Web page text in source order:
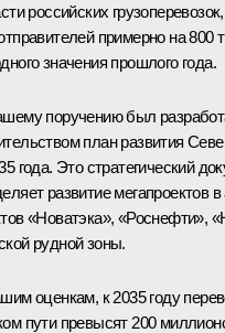
российских
примерно на
значения прошлого года.
поручению был
план развития
года. Это стратегический
развитие мегапроектов
«Новатэка», «Роснефти»,
рудной зоны.
оценкам, к 2035 году
пути превысят 200